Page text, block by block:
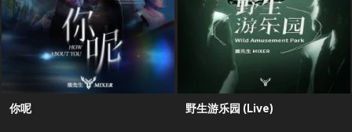
你呢 野生游乐园 (Live)